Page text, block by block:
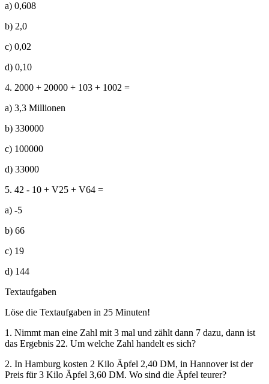
a) 0,608
b) 2,0
c) 0,02
d) 0,10
4. 2000 + 20000 + 103 + 1002 =
a) 3,3 Millionen
b) 330000
c) 100000
d) 33000
5. 42 - 10 + V25 + V64 =
a) -5
b) 66
c) 19
d) 144
Textaufgaben
Löse die Textaufgaben in 25 Minuten!
1. Nimmt man eine Zahl mit 3 mal und zählt dann 7 dazu, dann ist
das Ergebnis 22. Um welche Zahl handelt es sich?
2. In Hamburg kosten 2 Kilo Äpfel 2,40 DM, in Hannover ist der
Preis für 3 Kilo Äpfel 3,60 DM. Wo sind die Äpfel teurer?